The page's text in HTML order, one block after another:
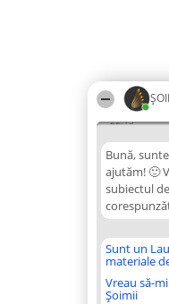
22:13
Bună,
ajutăm! 🙂
subiectul
Sunt un
materiale
Vreau să-
Șoimii